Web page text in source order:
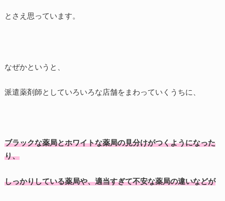
とさえ思っています。
なぜかというと、
派遣薬剤師としていろいろな店舗をまわっていくうちに、
ブラックな薬局とホワイトな薬局の見分けがつくようになった
り、
しっかりしている薬局や、適当すぎて不安な薬局の違いなどが